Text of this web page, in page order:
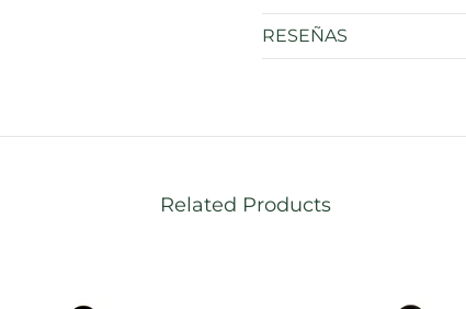
RESEÑAS
Related Products